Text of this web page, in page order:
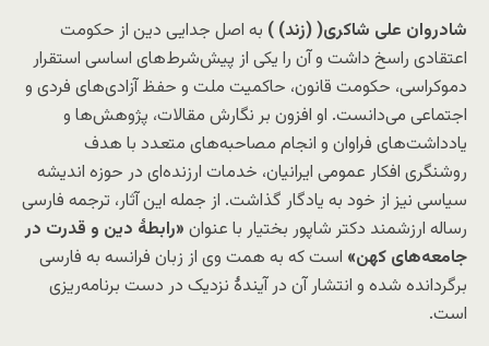
شادروان علی شاکری((زند) ) به اصل جدایی دین از حکومت
اعتقادی راسخ داشت و آن را یکی از پیش‌شرط‌های اساسی استقرار
دموکراسی، حکومت قانون، حاکمیت ملت و حفظ آزادی‌های فردی و
اجتماعی می‌دانست. او افزون بر نگارش مقالات، پژوهش‌ها و
یادداشت‌های فراوان و انجام مصاحبه‌های متعدد با هدف
روشنگری افکار عمومی ایرانیان، خدمات ارزنده‌ای در حوزه اندیشه
سیاسی نیز از خود به یادگار گذاشت. از جمله این آثار، ترجمه فارسی
رساله ارزشمند دکتر شاپور بختیار با عنوان «رابطهٔ دین و قدرت در
جامعه‌های کهن» است که به همت وی از زبان فرانسه به فارسی
برگردانده شده و انتشار آن در آیندۀ نزدیک در دست برنامه‌ریزی
است.